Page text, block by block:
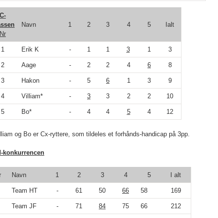
C-
Nr
Navn 1 2 3 4 5 Ialt
1 Erik K - 1 1 3 1 3
2 Aage - 2 2 4 6 8
3 Hakon - 5 6 1 3 9
4 Villiam* - 3 3 2 2 10
5 Bo* - 4 4 5 4 12
og Bo er Cx-ryttere, som tildeles et forhånds-handicap på 3pp.
konkurrencen
Navn 1 2 3 4 5 I alt
Team HT - 61 50 66 58 169
Team JF - 71 84 75 66 212